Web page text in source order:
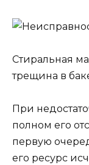
Стиральная
трещина в
При
полном его
первую
его ресурс